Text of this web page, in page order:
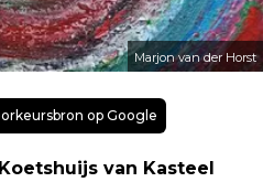
Marjon van der Horst
op Google
Koetshuijs van Kasteel